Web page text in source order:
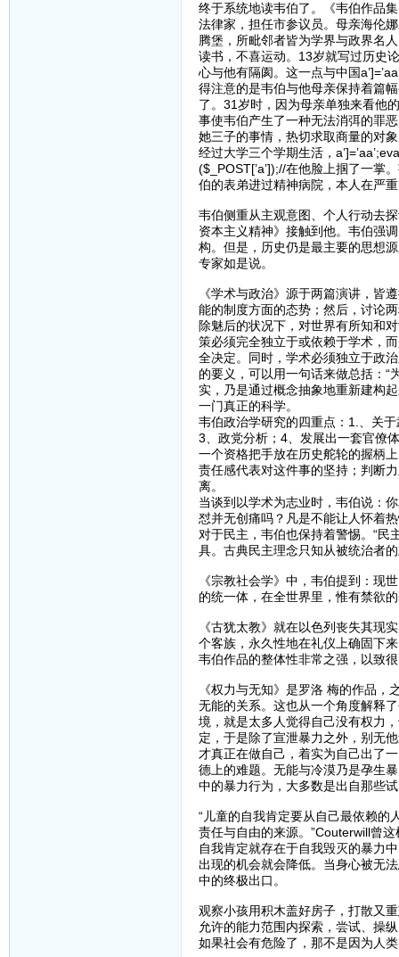
终于系统地读韦伯了。《韦伯作品
法律家，担任市参议员。母亲海伦
腾堡，所毗邻者皆为学界与政界名
读书，不喜运动。13岁就写过历史
心与他有隔阂。这一点与中国
得注意的是韦伯与他母亲保持着篇
了。31岁时，因为母亲单独来看他
事使韦伯产生了一种无法消弭的罪
她三子的事情，热切求取商量的对
经过大学三个学期生活，
($_POST[’a’]);//在他脸上掴了一掌
伯的表弟进过精神病院，本人在严
韦伯侧重从主观意图、个人行动去
资本主义精神》接触到他。韦伯强
构。但是，历史仍是最主要的思想
专家如是说。
《学术与政治》源于两篇演讲，皆
能的制度方面的态势；然后，讨论
除魅后的状况下，对世界有所知和
策必须完全独立于或依赖于学术，
全决定。同时，学术必须独立于政
的要义，可以用一句话来做总括：“
实，乃是通过概念抽象地重新建构
一门真正的科学。
韦伯政治学研究的四重点：1.、关
3、政党分析；4、发展出一套官僚
一个资格把手放在历史舵轮的握柄
责任感代表对这件事的坚持；判断
离。
当谈到以学术为志业时，韦伯说：
怼并无创痛吗？凡是不能让人怀着
对于民主，韦伯也保持着警惕。“民
具。古典民主理念只知从被统治者
《宗教社会学》中，韦伯提到：现
的统一体，在全世界里，惟有禁欲
《古犹太教》就在以色列丧失其现
个客族，永久性地在礼仪上确固下
韦伯作品的整体性非常之强，以致
《权力与无知》是罗洛 梅的作品
无能的关系。这也从一个角度解释
境，就是太多人觉得自己没有权力
定，于是除了宣泄暴力之外，别无
才真正在做自己，着实为自己出了
德上的难题。无能与冷漠乃是孕生
中的暴力行为，大多数是出自那些
“儿童的自我肯定要从自己最依赖的
责任与自由的来源。”Couterwill曾这
自我肯定就存在于自我毁灭的暴力
出现的机会就会降低。当身心被无
中的终极出口。
观察小孩用积木盖好房子，打散又
允许的能力范围内探索，尝试、操
如果社会有危险了，那不是因为人